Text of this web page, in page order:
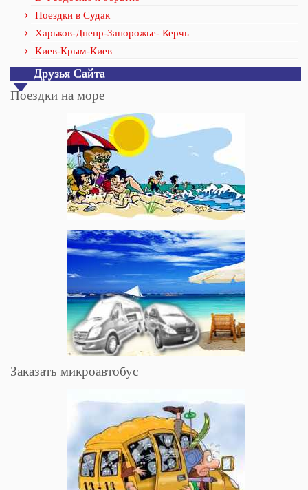
Поездки в Судак
Харьков-Днепр-Запорожье- Керчь
Киев-Крым-Киев
Друзья Сайта
Поездки на море
Заказать микроавтобус